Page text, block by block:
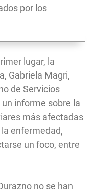
por los
lugar, la
Gabriela Magri,
de Servicios
un informe sobre la
más afectadas
enfermedad,
un foco, entre
no se han